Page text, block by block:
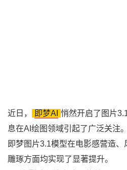
近日， 即梦AI 悄然开启了图片
息在AI绘图领域引起了广泛关注
即梦图片3.1模型在电影感营造
雕琢方面均实现了显著提升。